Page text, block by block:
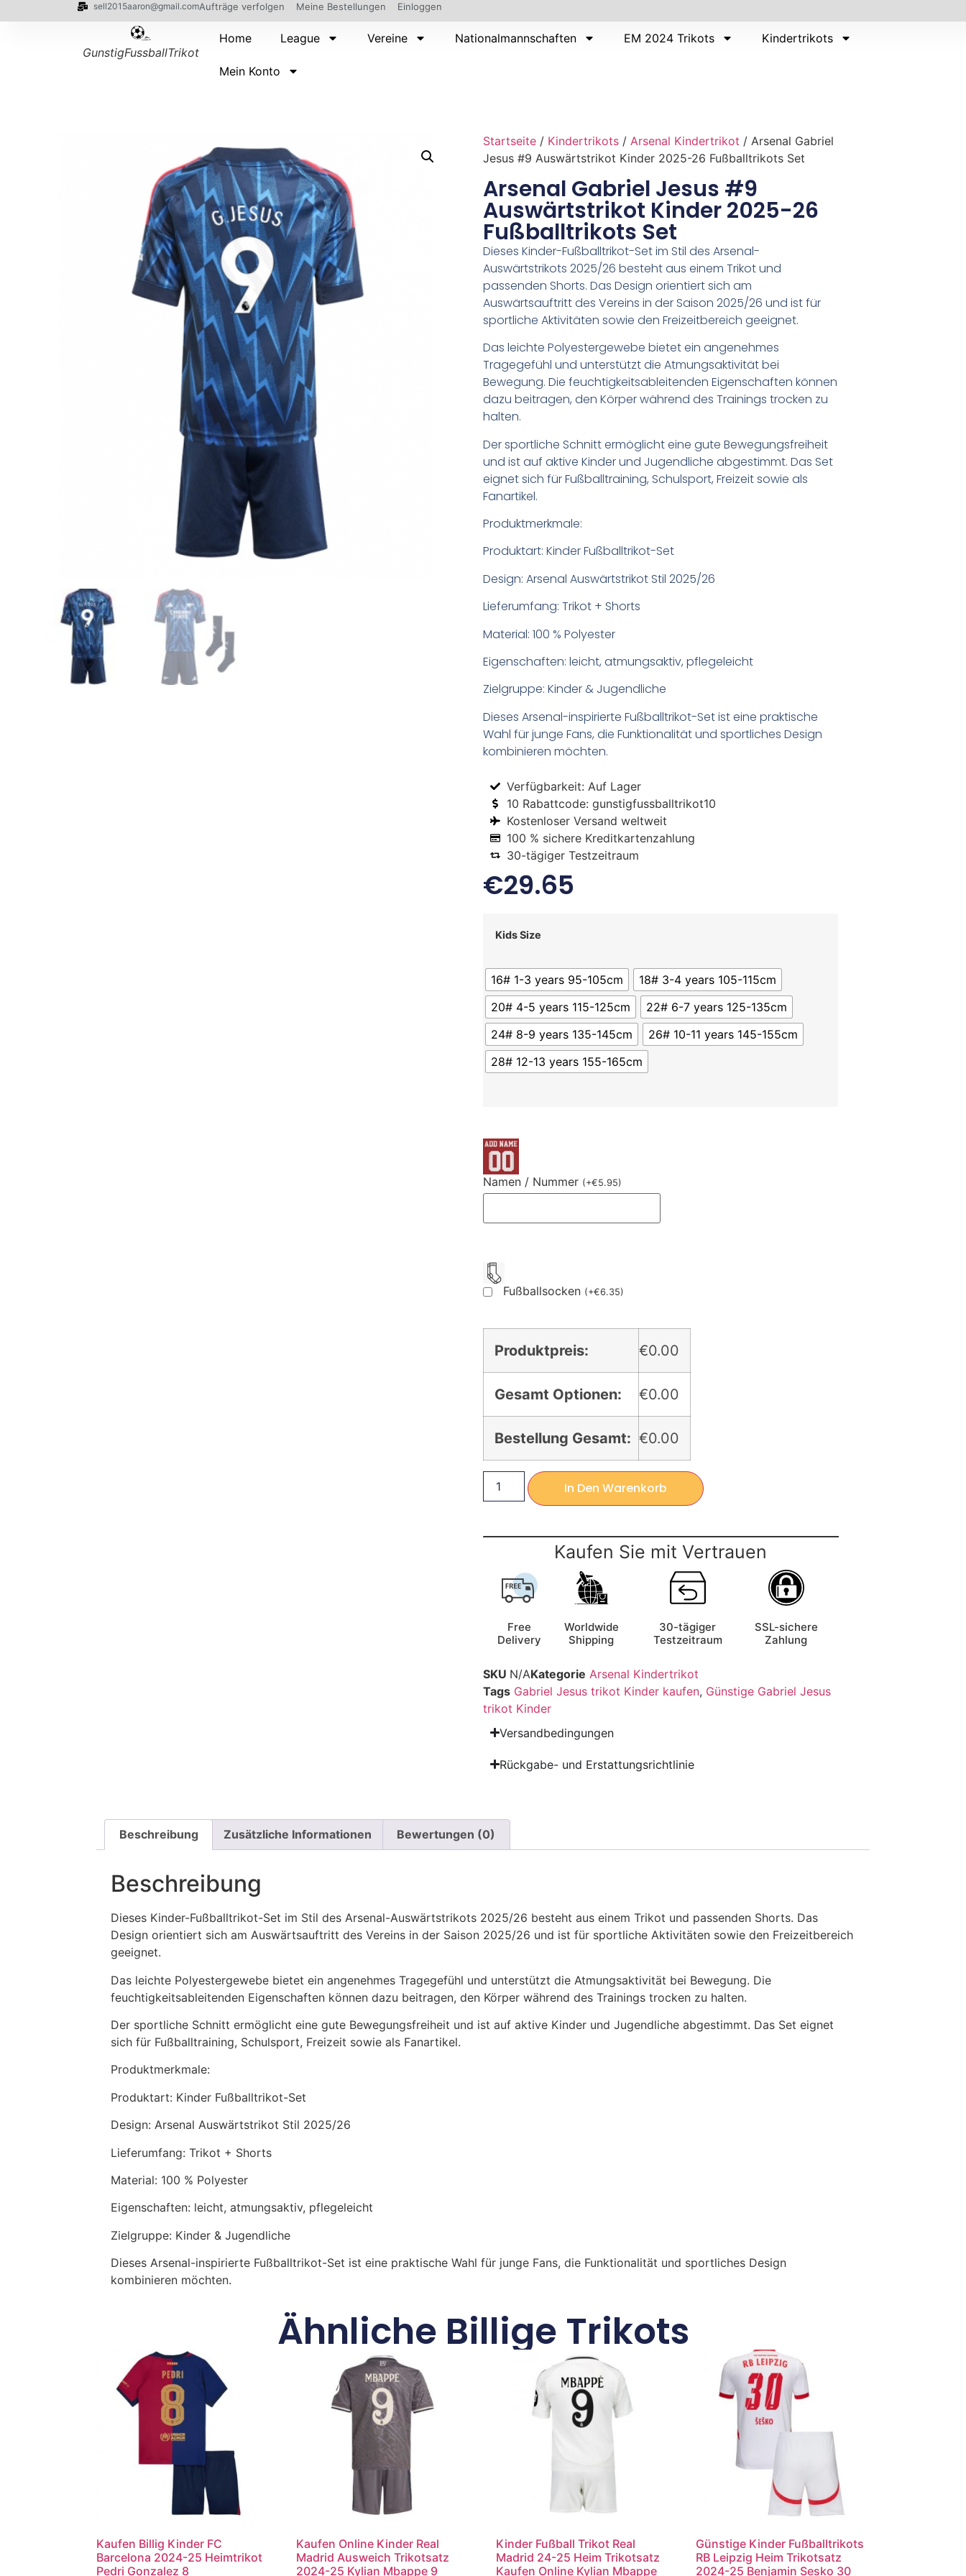
sell2015aaron@gmail.comAufträge verfolgen Meine Bestellungen Einloggen
GunstigFussballTrikot
Home League Vereine Nationalmannschaften EM 2024 Trikots Kindertrikots
Mein Konto
Startseite / Kindertrikots / Arsenal Kindertrikot / Arsenal Gabriel
Jesus #9 Auswärtstrikot Kinder 2025-26 Fußballtrikots Set
Arsenal Gabriel Jesus #9
Auswärtstrikot Kinder 2025-26
Fußballtrikots Set
Dieses Kinder-Fußballtrikot-Set im Stil des Arsenal-
Auswärtstrikots 2025/26 besteht aus einem Trikot und
passenden Shorts. Das Design orientiert sich am
Auswärtsauftritt des Vereins in der Saison 2025/26 und ist für
sportliche Aktivitäten sowie den Freizeitbereich geeignet.
Das leichte Polyestergewebe bietet ein angenehmes
Tragegefühl und unterstützt die Atmungsaktivität bei
Bewegung. Die feuchtigkeitsableitenden Eigenschaften können
dazu beitragen, den Körper während des Trainings trocken zu
halten.
Der sportliche Schnitt ermöglicht eine gute Bewegungsfreiheit
und ist auf aktive Kinder und Jugendliche abgestimmt. Das Set
eignet sich für Fußballtraining, Schulsport, Freizeit sowie als
Fanartikel.
Produktmerkmale:
Produktart: Kinder Fußballtrikot-Set
Design: Arsenal Auswärtstrikot Stil 2025/26
Lieferumfang: Trikot + Shorts
Material: 100 % Polyester
Eigenschaften: leicht, atmungsaktiv, pflegeleicht
Zielgruppe: Kinder & Jugendliche
Dieses Arsenal-inspirierte Fußballtrikot-Set ist eine praktische
Wahl für junge Fans, die Funktionalität und sportliches Design
kombinieren möchten.
Verfügbarkeit: Auf Lager
10 Rabattcode: gunstigfussballtrikot10
Kostenloser Versand weltweit
100 % sichere Kreditkartenzahlung
30-tägiger Testzeitraum
€29.65
Kids Size
16# 1-3 years 95-105cm
18# 3-4 years 105-115cm
20# 4-5 years 115-125cm
22# 6-7 years 125-135cm
24# 8-9 years 135-145cm
26# 10-11 years 145-155cm
28# 12-13 years 155-165cm
Namen / Nummer (+€5.95)
Fußballsocken (+€6.35)
Produktpreis: €0.00
Gesamt Optionen: €0.00
Bestellung Gesamt: €0.00
In Den Warenkorb
Kaufen Sie mit Vertrauen
Free
Delivery
Worldwide
Shipping
30-tägiger
Testzeitraum
SSL-sichere
Zahlung
SKU N/AKategorie Arsenal Kindertrikot
Tags Gabriel Jesus trikot Kinder kaufen, Günstige Gabriel Jesus
trikot Kinder
Versandbedingungen
Rückgabe- und Erstattungsrichtlinie
Beschreibung Zusätzliche Informationen Bewertungen (0)
Beschreibung
Dieses Kinder-Fußballtrikot-Set im Stil des Arsenal-Auswärtstrikots 2025/26 besteht aus einem Trikot und passenden Shorts. Das
Design orientiert sich am Auswärtsauftritt des Vereins in der Saison 2025/26 und ist für sportliche Aktivitäten sowie den Freizeitbereich
geeignet.
Das leichte Polyestergewebe bietet ein angenehmes Tragegefühl und unterstützt die Atmungsaktivität bei Bewegung. Die
feuchtigkeitsableitenden Eigenschaften können dazu beitragen, den Körper während des Trainings trocken zu halten.
Der sportliche Schnitt ermöglicht eine gute Bewegungsfreiheit und ist auf aktive Kinder und Jugendliche abgestimmt. Das Set eignet
sich für Fußballtraining, Schulsport, Freizeit sowie als Fanartikel.
Produktmerkmale:
Produktart: Kinder Fußballtrikot-Set
Design: Arsenal Auswärtstrikot Stil 2025/26
Lieferumfang: Trikot + Shorts
Material: 100 % Polyester
Eigenschaften: leicht, atmungsaktiv, pflegeleicht
Zielgruppe: Kinder & Jugendliche
Dieses Arsenal-inspirierte Fußballtrikot-Set ist eine praktische Wahl für junge Fans, die Funktionalität und sportliches Design
kombinieren möchten.
Ähnliche Billige Trikots
Kaufen Billig Kinder FC
Barcelona 2024-25 Heimtrikot
Pedri Gonzalez 8
Kaufen Online Kinder Real
Madrid Ausweich Trikotsatz
2024-25 Kylian Mbappe 9
Kinder Fußball Trikot Real
Madrid 24-25 Heim Trikotsatz
Kaufen Online Kylian Mbappe
Günstige Kinder Fußballtrikots
RB Leipzig Heim Trikotsatz
2024-25 Benjamin Sesko 30